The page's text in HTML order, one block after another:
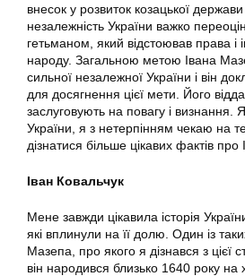
внесок у розвиток козацької
незалежність України важко
гетьманом, який відстоював права і
народу. Загальною метою Івана
сильної незалежної України і він
для досягнення цієї мети. Його
заслуговують на повагу і визнання.
України, я з нетерпінням чекаю на
дізнатися більше цікавих фактів про
Іван Ковальчук
Мене завжди цікавила історія
які вплинули на її долю. Один із
Мазепа, про якого я дізнався з цієї
він народився близько 1640 року на